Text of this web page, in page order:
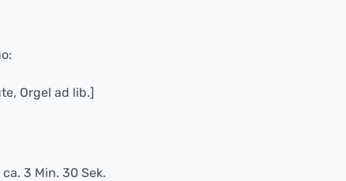
Orgel ad lib.]
ca. 3 Min. 30 Sek.